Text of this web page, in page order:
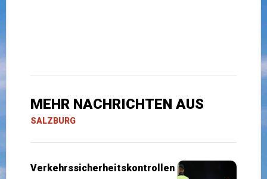
MEHR NACHRICHTEN AUS
SALZBURG
Verkehrssicherheitskontrollen